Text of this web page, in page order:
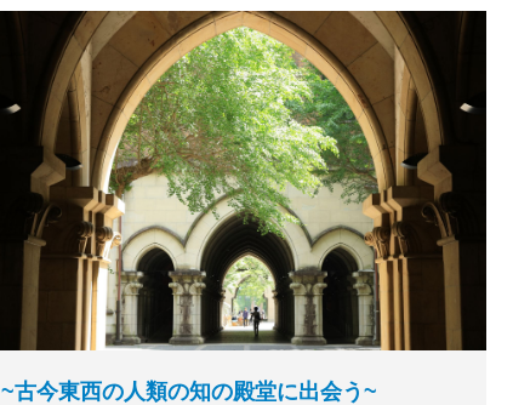
~古今東西の人類の知の殿堂に出会う~